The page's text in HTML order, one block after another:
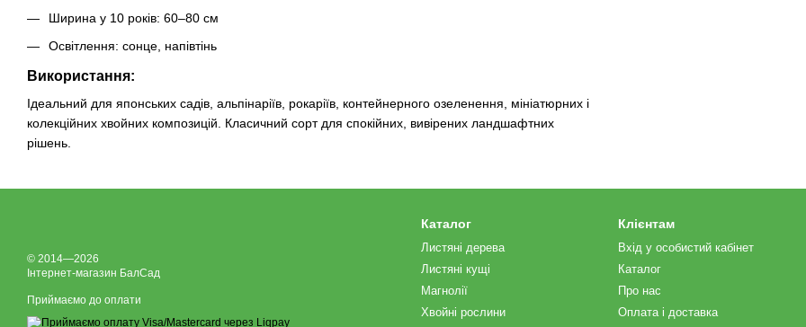
Ширина у 10 років: 60–80 см
Освітлення: сонце, напівтінь
Використання:
Ідеальний для японських садів, альпінаріїв, рокаріїв, контейнерного озеленення, мініатюрних і
колекційних хвойних композицій. Класичний сорт для спокійних, вивірених ландшафтних
рішень.
© 2014—2026
Інтернет-магазин БалСад
Приймаємо до оплати
Каталог
Листяні дерева
Листяні кущі
Магнолії
Хвойні рослини
Клієнтам
Вхід у особистий кабінет
Каталог
Про нас
Оплата і доставка